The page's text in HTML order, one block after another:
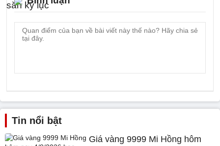
Tin nổi bật
Giá vàng 9999 Mi Hồng hôm